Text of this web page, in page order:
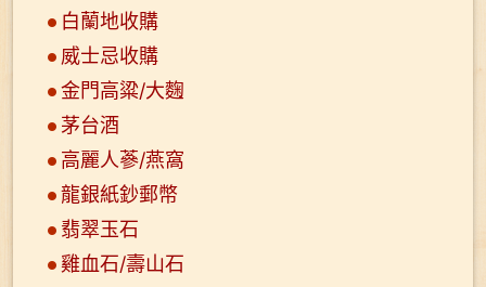
白蘭地收購
威士忌收購
金門高粱/大麴
茅台酒
高麗人蔘/燕窩
龍銀紙鈔郵幣
翡翠玉石
雞血石/壽山石